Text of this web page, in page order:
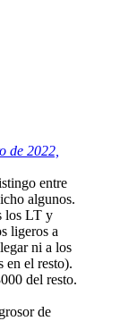
de 2022,
entre
algunos.
los LT y
ligeros a
ni a los
en el resto).
del resto.
de